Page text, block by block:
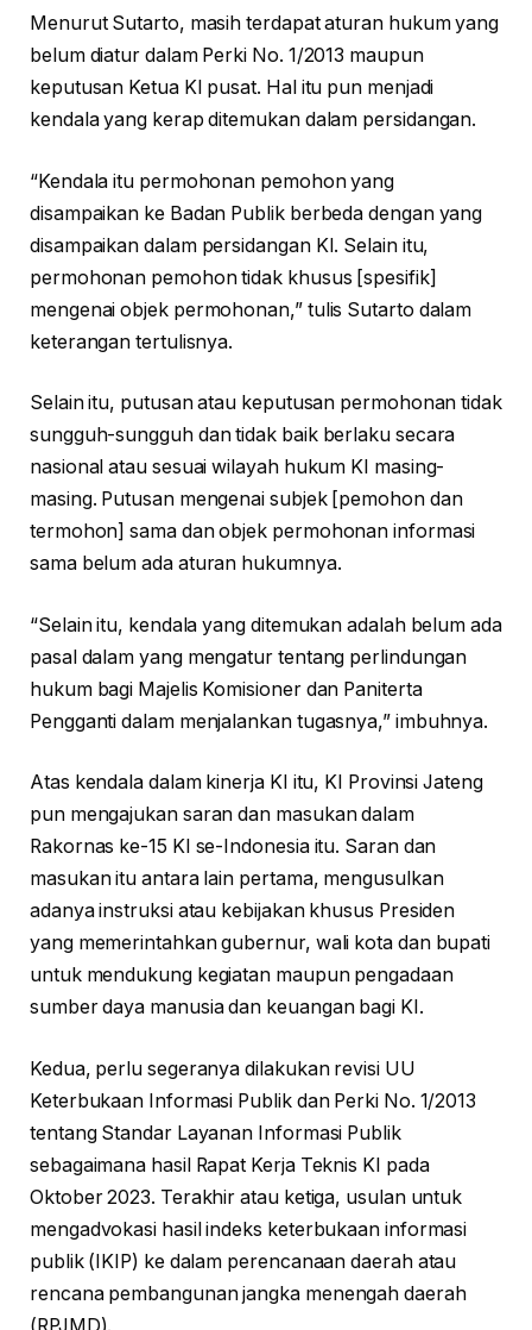
Menurut Sutarto, masih terdapat aturan hukum yang
belum diatur dalam Perki No. 1/2013 maupun
keputusan Ketua KI pusat. Hal itu pun menjadi
kendala yang kerap ditemukan dalam persidangan.
“Kendala itu permohonan pemohon yang
disampaikan ke Badan Publik berbeda dengan yang
disampaikan dalam persidangan KI. Selain itu,
permohonan pemohon tidak khusus [spesifik]
mengenai objek permohonan,” tulis Sutarto dalam
keterangan tertulisnya.
Selain itu, putusan atau keputusan permohonan tidak
sungguh-sungguh dan tidak baik berlaku secara
nasional atau sesuai wilayah hukum KI masing-
masing. Putusan mengenai subjek [pemohon dan
termohon] sama dan objek permohonan informasi
sama belum ada aturan hukumnya.
“Selain itu, kendala yang ditemukan adalah belum ada
pasal dalam yang mengatur tentang perlindungan
hukum bagi Majelis Komisioner dan Paniterta
Pengganti dalam menjalankan tugasnya,” imbuhnya.
Atas kendala dalam kinerja KI itu, KI Provinsi Jateng
pun mengajukan saran dan masukan dalam
Rakornas ke-15 KI se-Indonesia itu. Saran dan
masukan itu antara lain pertama, mengusulkan
adanya instruksi atau kebijakan khusus Presiden
yang memerintahkan gubernur, wali kota dan bupati
untuk mendukung kegiatan maupun pengadaan
sumber daya manusia dan keuangan bagi KI.
Kedua, perlu segeranya dilakukan revisi UU
Keterbukaan Informasi Publik dan Perki No. 1/2013
tentang Standar Layanan Informasi Publik
sebagaimana hasil Rapat Kerja Teknis KI pada
Oktober 2023. Terakhir atau ketiga, usulan untuk
mengadvokasi hasil indeks keterbukaan informasi
publik (IKIP) ke dalam perencanaan daerah atau
rencana pembangunan jangka menengah daerah